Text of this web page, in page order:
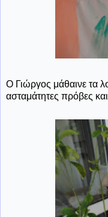
Ο Γιώργος μάθαινε τα
ασταμάτητες πρόβες